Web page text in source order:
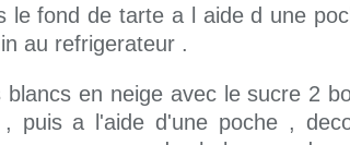
le fond de tarte a l aide d une
au refrigerateur .
blancs en neige avec le sucre 2
puis a l'aide d'une poche ,